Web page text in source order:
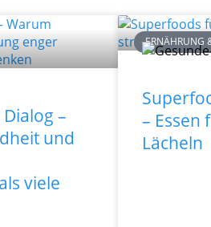
–
und
viele
ERNÄHRUNG
– Essen
Lächeln